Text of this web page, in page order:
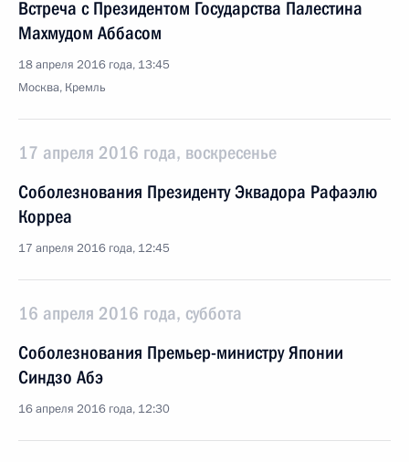
Встреча с Президентом Государства Палестина
Махмудом Аббасом
18 апреля 2016 года, 13:45
Москва, Кремль
17 апреля 2016 года, воскресенье
Соболезнования Президенту Эквадора Рафаэлю
Корреа
17 апреля 2016 года, 12:45
16 апреля 2016 года, суббота
Соболезнования Премьер-министру Японии
Синдзо Абэ
16 апреля 2016 года, 12:30